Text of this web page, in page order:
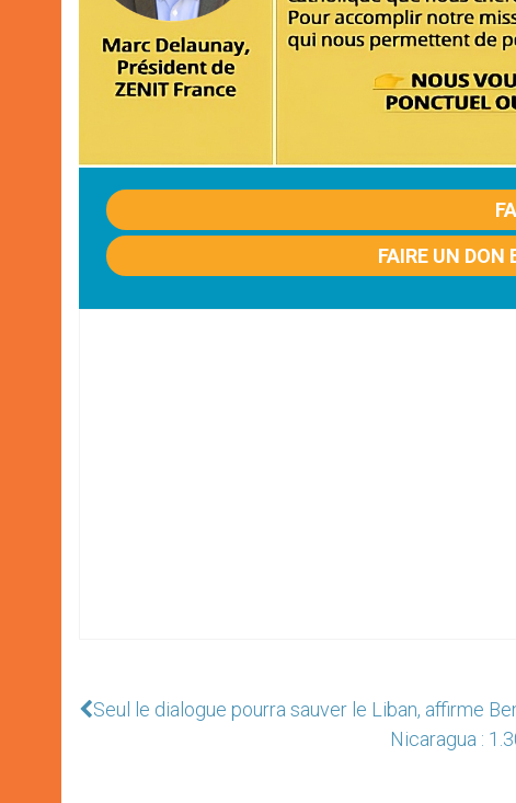
FAIRE UN DON
Seul le dialogue pourra sauver le Liban, affirme
Nicaragua :